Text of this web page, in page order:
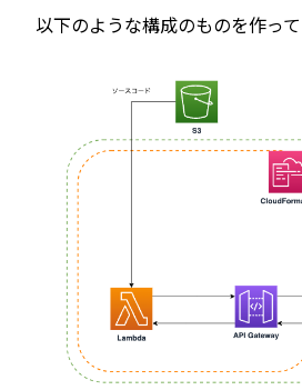
以下のような構成のものを作って